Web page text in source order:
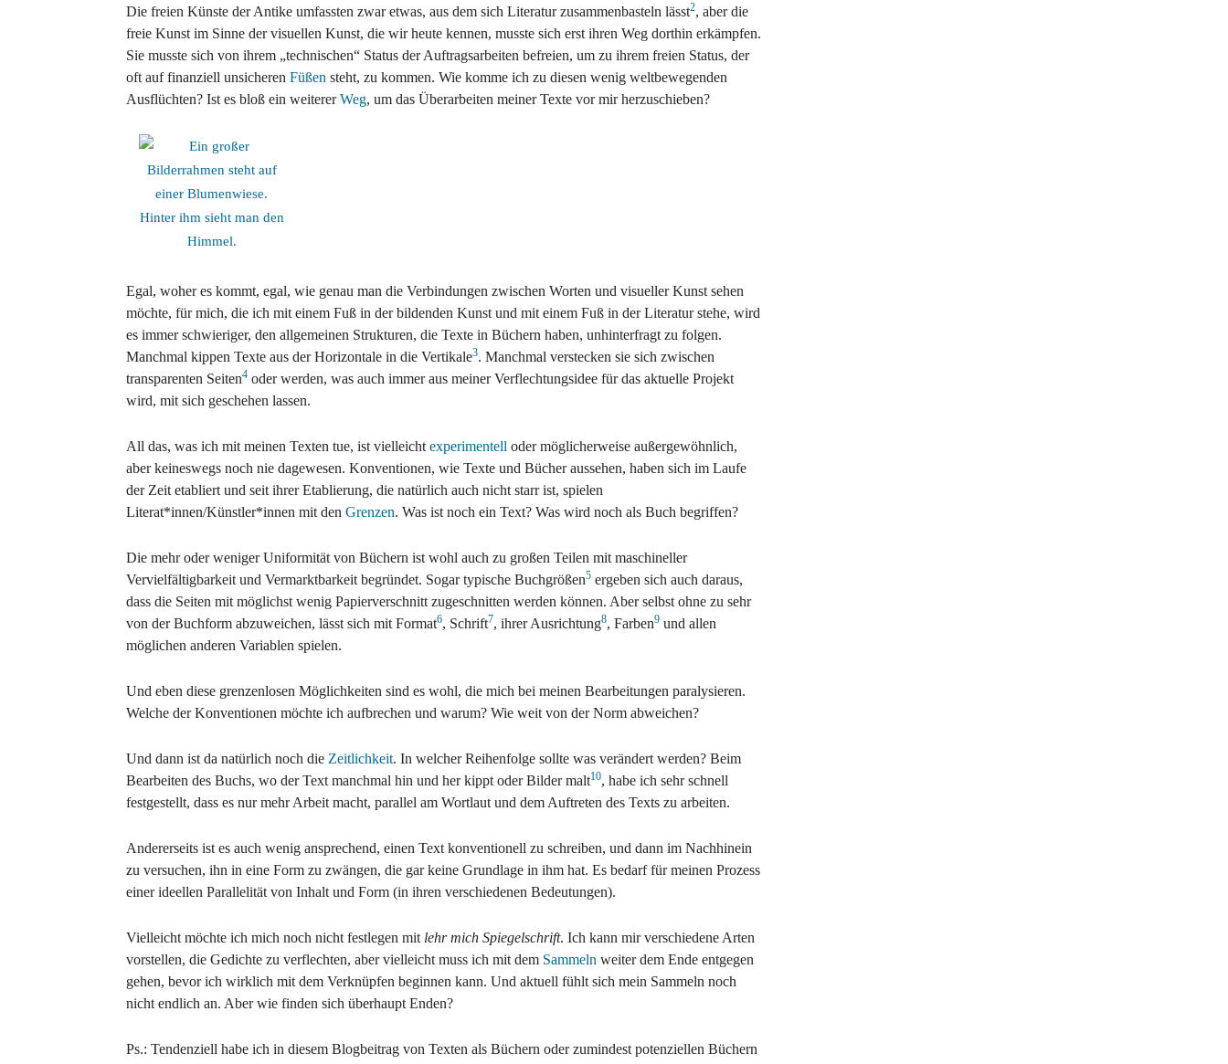
Die freien Künste der Antike umfassten zwar etwas, aus dem sich Literatur zusammenbasteln lässt2, aber die
freie Kunst im Sinne der visuellen Kunst, die wir heute kennen, musste sich erst ihren Weg dorthin erkämpfen.
Sie musste sich von ihrem „technischen“ Status der Auftragsarbeiten befreien, um zu ihrem freien Status, der
oft auf finanziell unsicheren Füßen steht, zu kommen. Wie komme ich zu diesen wenig weltbewegenden
Ausflüchten? Ist es bloß ein weitererWeg, um das Überarbeiten meiner Texte vor mir herzuschieben?
Egal, woher es kommt, egal, wie genau man die Verbindungen zwischen Worten und visueller Kunst sehen
möchte, für mich, die ich mit einem Fuß in der bildenden Kunst und mit einem Fuß in der Literatur stehe, wird
es immer schwieriger, den allgemeinen Strukturen, die Texte in Büchern haben, unhinterfragt zu folgen.
Manchmal kippen Texte aus der Horizontale in die Vertikale3. Manchmal verstecken sie sich zwischen
transparenten Seiten4 oder werden, was auch immer aus meiner Verflechtungsidee für das aktuelle Projekt
wird, mit sich geschehen lassen.
All das, was ich mit meinen Texten tue, ist vielleicht experimentell oder möglicherweise außergewöhnlich,
aber keineswegs noch nie dagewesen. Konventionen, wie Texte und Bücher aussehen, haben sich im Laufe
der Zeit etabliert und seit ihrer Etablierung, die natürlich auch nicht starr ist, spielen
Literat*innen/Künstler*innen mit den Grenzen. Was ist noch ein Text? Was wird noch als Buch begriffen?
Die mehr oder weniger Uniformität von Büchern ist wohl auch zu großen Teilen mit maschineller
Vervielfältigbarkeit und Vermarktbarkeit begründet. Sogar typische Buchgrößen5 ergeben sich auch daraus,
dass die Seiten mit möglichst wenig Papierverschnitt zugeschnitten werden können. Aber selbst ohne zu sehr
von der Buchform abzuweichen, lässt sich mit Format6, Schrift7, ihrer Ausrichtung8, Farben9 und allen
möglichen anderen Variablen spielen.
Und eben diese grenzenlosen Möglichkeiten sind es wohl, die mich bei meinen Bearbeitungen paralysieren.
Welche der Konventionen möchte ich aufbrechen und warum? Wie weit von der Norm abweichen?
Und dann ist da natürlich noch die Zeitlichkeit. In welcher Reihenfolge sollte was verändert werden? Beim
Bearbeiten des Buchs, wo der Text manchmal hin und her kippt oder Bilder malt10, habe ich sehr schnell
festgestellt, dass es nur mehr Arbeit macht, parallel am Wortlaut und dem Auftreten des Texts zu arbeiten.
Andererseits ist es auch wenig ansprechend, einen Text konventionell zu schreiben, und dann im Nachhinein
zu versuchen, ihn in eine Form zu zwängen, die gar keine Grundlage in ihm hat. Es bedarf für meinen Prozess
einer ideellen Parallelität von Inhalt und Form (in ihren verschiedenen Bedeutungen).
Vielleicht möchte ich mich noch nicht festlegen mit lehr mich Spiegelschrift. Ich kann mir verschiedene Arten
vorstellen, die Gedichte zu verflechten, aber vielleicht muss ich mit dem Sammeln weiter dem Ende entgegen
gehen, bevor ich wirklich mit dem Verknüpfen beginnen kann. Und aktuell fühlt sich mein Sammeln noch
nicht endlich an. Aber wie finden sich überhaupt Enden?
Ps.: Tendenziell habe ich in diesem Blogbeitrag von Texten als Büchern oder zumindest potenziellen Büchern